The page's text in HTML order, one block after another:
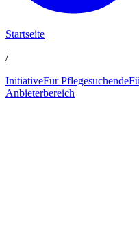
Startseite
/
InitiativeFür Pflegesuchende
Anbieterbereich